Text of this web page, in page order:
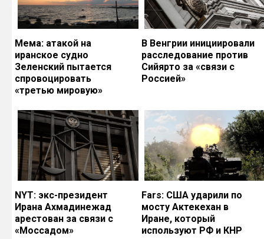
Мема: атакой на
иранское судно
Зеленский пытается
спровоцировать
«третью мировую»
В Венгрии инициировали
расследование против
Сийярто за «связи с
Россией»
NYT: экс-президент
Ирана Ахмадинежад
арестован за связи с
«Моссадом»
Fars: США ударили по
мосту Актекехан в
Иране, который
используют РФ и КНР